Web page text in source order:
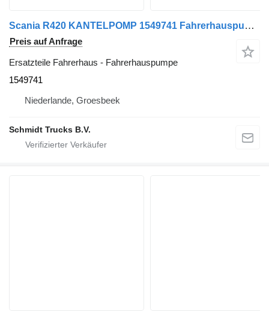
Scania R420 KANTELPOMP 1549741 Fahrerhauspumpe für LKW
Preis auf Anfrage
Ersatzteile Fahrerhaus - Fahrerhauspumpe
1549741
Niederlande, Groesbeek
Schmidt Trucks B.V.